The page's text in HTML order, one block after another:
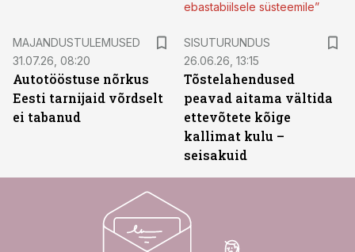
ebastabiilsele süsteemile”
MAJANDUSTULEMUSED
31.07.26, 08:20
Autotööstuse nõrkus
Eesti tarnijaid võrdselt
ei tabanud
SISUTURUNDUS
26.06.26, 13:15
Tõstelahendused
peavad aitama vältida
ettevõtete kõige
kallimat kulu –
seisakuid